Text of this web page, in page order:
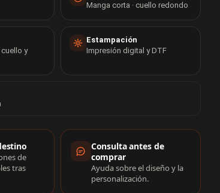
Manga corta · cuello redondo
y
Estampación
Impresión digital y DTF
compra
de
tras
Consulta antes de
comprar
Ayuda sobre el diseño y la
personalización.